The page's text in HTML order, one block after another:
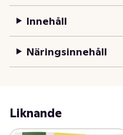
Innehåll
Näringsinnehåll
Liknande